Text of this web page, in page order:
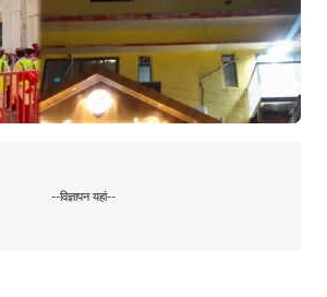
--विज्ञापन यहां--